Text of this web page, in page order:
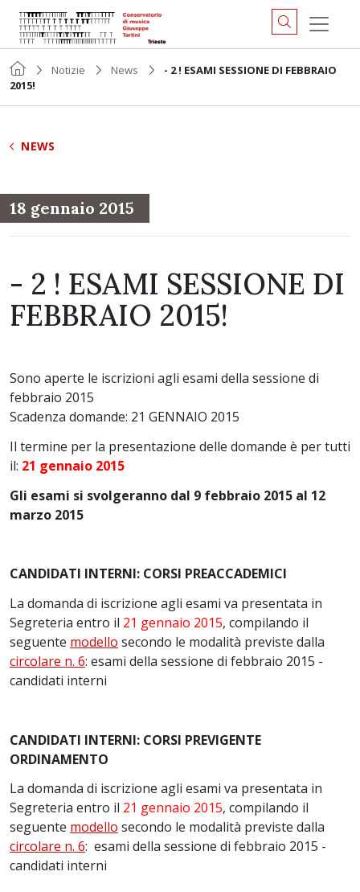
Notizie News
- 2 ! ESAMI SESSIONE DI FEBBRAIO
2015!
NEWS
18 gennaio 2015
- 2 ! ESAMI SESSIONE DI
FEBBRAIO 2015!
Sono aperte le iscrizioni agli esami della sessione di
febbraio 2015
Scadenza domande: 21 GENNAIO 2015
Il termine per la presentazione delle domande è per tutti
il: 21 gennaio 2015
Gli esami si svolgeranno dal 9 febbraio 2015 al 12
marzo 2015
CANDIDATI INTERNI: CORSI PREACCADEMICI
La domanda di iscrizione agli esami va presentata in
Segreteria entro il 21 gennaio 2015, compilando il
seguente modello secondo le modalità previste dalla
circolare n. 6: esami della sessione di febbraio 2015 -
candidati interni
CANDIDATI INTERNI: CORSI PREVIGENTE
ORDINAMENTO
La domanda di iscrizione agli esami va presentata in
Segreteria entro il 21 gennaio 2015, compilando il
seguente modello secondo le modalità previste dalla
circolare n. 6: esami della sessione di febbraio 2015 -
candidati interni